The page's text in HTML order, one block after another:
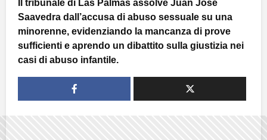
Il tribunale di Las Palmas assolve Juan José
Saavedra dall’accusa di abuso sessuale su una
minorenne, evidenziando la mancanza di prove
sufficienti e aprendo un dibattito sulla giustizia nei
casi di abuso infantile.